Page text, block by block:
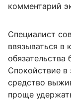
комментарий
Специалист
ввязываться в
обязательства
Спокойствие
средство
проще